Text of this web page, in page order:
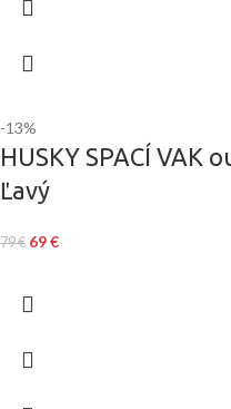
-13%
HUSKY SPACÍ VAK
Ľavý
79€ 69€